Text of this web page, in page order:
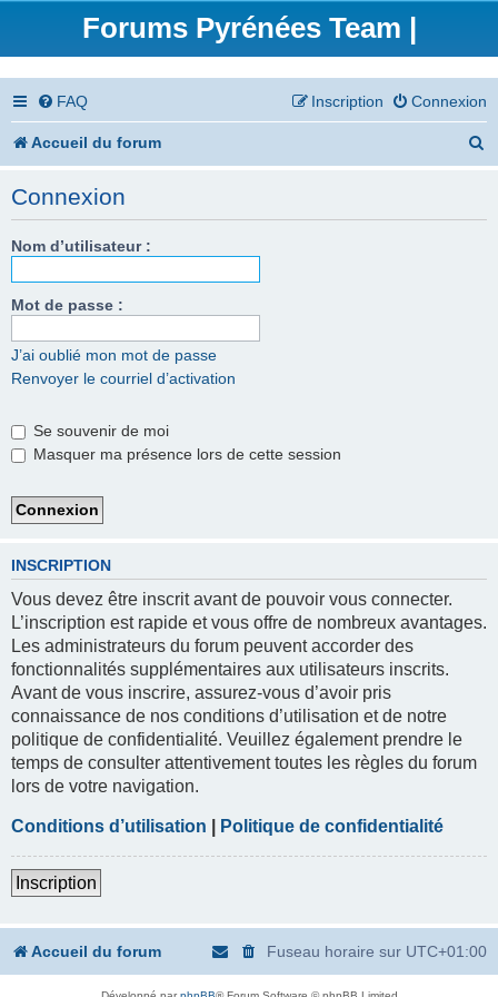
Forums Pyrénées Team |
FAQ Connexion
Inscription
Accueil du forum
Connexion
Nom d’utilisateur :
Mot de passe :
J’ai oublié mon mot de passe
Renvoyer le courriel d’activation
Se souvenir de moi
Masquer ma présence lors de cette session
INSCRIPTION
Vous devez être inscrit avant de pouvoir vous connecter.
L’inscription est rapide et vous offre de nombreux avantages.
Les administrateurs du forum peuvent accorder des
fonctionnalités supplémentaires aux utilisateurs inscrits.
Avant de vous inscrire, assurez-vous d’avoir pris
connaissance de nos conditions d’utilisation et de notre
politique de confidentialité. Veuillez également prendre le
temps de consulter attentivement toutes les règles du forum
lors de votre navigation.
Conditions d’utilisation Politique de confidentialité
Inscription
Accueil du forum Fuseau horaire sur UTC+01:00